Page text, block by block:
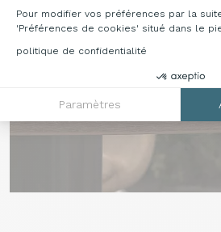
Pour modifier vos préférences par la
'Préférences de cookies' situé dans le
politique de confidentialité
Paramètres